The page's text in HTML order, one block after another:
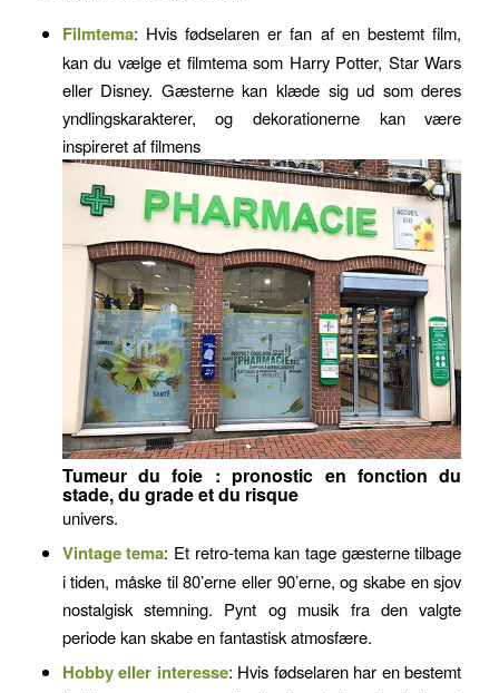
Filmtema: Hvis fødselaren er fan af en bestemt film,
kan du vælge et filmtema som Harry Potter, Star Wars
eller Disney. Gæsterne kan klæde sig ud som deres
yndlingskarakterer, og dekorationerne kan være
inspireret af filmens
Tumeur du foie : pronostic en fonction du
stade, du grade et du risque
univers.
Vintage tema: Et retro-tema kan tage gæsterne tilbage
i tiden, måske til 80’erne eller 90’erne, og skabe en sjov
nostalgisk stemning. Pynt og musik fra den valgte
periode kan skabe en fantastisk atmosfære.
Hobby eller interesse: Hvis fødselaren har en bestemt